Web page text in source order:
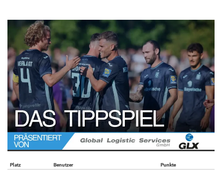
Platz Benutzer
Punkte